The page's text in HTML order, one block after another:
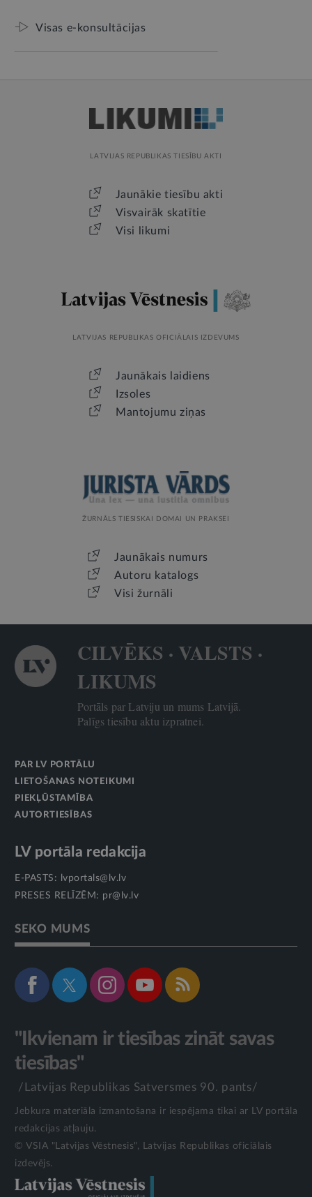
Visas e-konsultācijas
LATVIJAS REPUBLIKAS TIESĪBU AKTI
Jaunākie tiesību akti
Visvairāk skatītie
Visi likumi
LATVIJAS REPUBLIKAS OFICIĀLAIS IZDEVUMS
Jaunākais laidiens
Izsoles
Mantojumu ziņas
ŽURNĀLS TIESISKAI DOMAI UN PRAKSEI
Jaunākais numurs
Autoru katalogs
Visi žurnāli
CILVĒKS · VALSTS ·
LIKUMS
Portāls par Latviju un mums Latvijā.
Palīgs tiesību aktu izpratnei.
PAR LV PORTĀLU
LIETOŠANAS NOTEIKUMI
PIEKĻŪSTAMĪBA
AUTORTIESĪBAS
LV portāla redakcija
E-PASTS:
lvportals@lv.lv
PRESES RELĪZĒM: pr@lv.lv
SEKO MUMS
"Ikvienam ir tiesības zināt savas
tiesības"
/Latvijas Republikas Satversmes 90. pants/
Jebkura materiāla izmantošana ir iespējama tikai ar LV portāla
redakcijas atļauju.
© VSIA "Latvijas Vēstnesis", Latvijas Republikas oficiālais
izdevējs.